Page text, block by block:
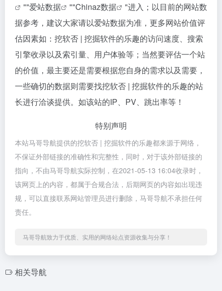
""爱站数据 ""Chinaz数据
"进入；以目前的网站数
据参考，建议大家请以爱站数据为准，更多网站价值评
估因素如：挖软否 | 挖掘软件的乐趣的访问速度、搜索
引擎收录以及索引量、用户体验等；当然要评估一个站
的价值，最主要还是需要根据您自身的需求以及需要，
一些确切的数据则需要找挖软否 | 挖掘软件的乐趣的站
长进行洽谈提供。如该站的IP、PV、跳出率等！
特别声明
本站马哥导航提供的挖软否 | 挖掘软件的乐趣都来源于网络，
不保证外部链接的准确性和完整性，同时，对于该外部链接的
指向，不由马哥导航实际控制，在2021-05-13 16:04收录时，
该网页上的内容，都属于合规合法，后期网页的内容如出现违
规，可以直接联系网站管理员进行删除，马哥导航不承担任何
责任。
马哥导航致力于优质、实用的网络站点资源收集与分享！
相关导航